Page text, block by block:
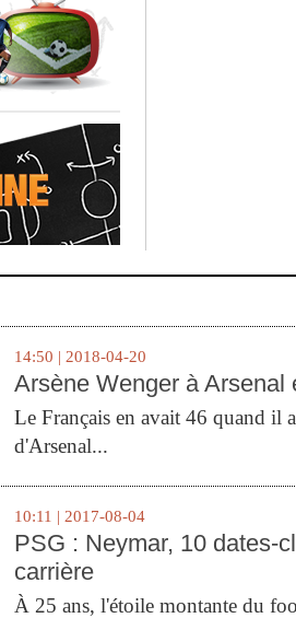
14:50 | 2018-04-20
Arsène Wenger à Arsenal
Le Français en avait 46 quand il
d'Arsenal...
10:11 | 2017-08-04
PSG : Neymar, 10 dates-
carrière
À 25 ans, l'étoile montante du